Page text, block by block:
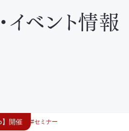
イベント情報
】開催 セミナー